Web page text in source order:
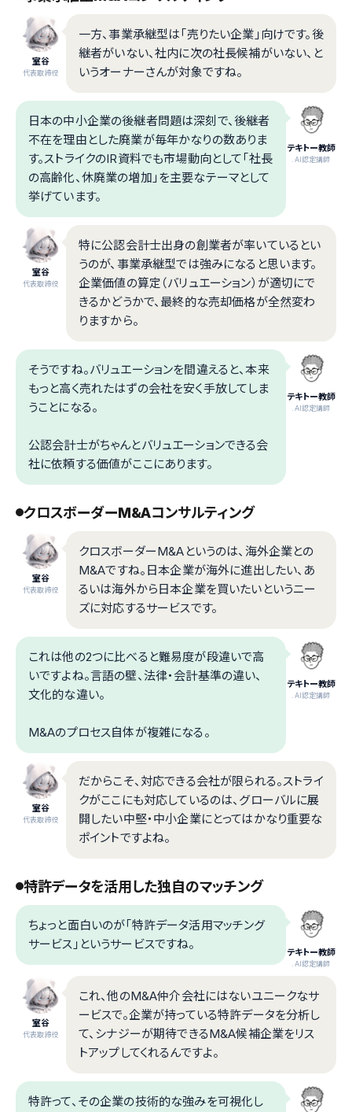
室谷
代表取締役
一方、事業承継型は「売りたい企業」向けです。後
継者がいない、社内に次の社長候補がいない、と
いうオーナーさんが対象ですね。
テキトー教師
.AI認定講師
日本の中小企業の後継者問題は深刻で、後継者
不在を理由とした廃業が毎年かなりの数ありま
す。ストライクのIR資料でも市場動向として「社長
の高齢化、休廃業の増加」を主要なテーマとして
挙げています。
室谷
代表取締役
特に公認会計士出身の創業者が率いているとい
うのが、事業承継型では強みになると思います。
企業価値の算定（バリュエーション）が適切にで
きるかどうかで、最終的な売却価格が全然変わ
りますから。
テキトー教師
.AI認定講師
そうですね。バリュエーションを間違えると、本来
もっと高く売れたはずの会社を安く手放してしま
うことになる。
公認会計士がちゃんとバリュエーションできる会
社に依頼する価値がここにあります。
クロスボーダーM&Aコンサルティング
室谷
代表取締役
クロスボーダーM&Aというのは、海外企業との
M&Aですね。日本企業が海外に進出したい、あ
るいは海外から日本企業を買いたいというニー
ズに対応するサービスです。
テキトー教師
.AI認定講師
これは他の2つに比べると難易度が段違いで高
いですよね。言語の壁、法律・会計基準の違い、
文化的な違い。
M&Aのプロセス自体が複雑になる。
室谷
代表取締役
だからこそ、対応できる会社が限られる。ストライ
クがここにも対応しているのは、グローバルに展
開したい中堅・中小企業にとってはかなり重要な
ポイントですよね。
特許データを活用した独自のマッチング
テキトー教師
.AI認定講師
ちょっと面白いのが「特許データ活用マッチング
サービス」というサービスですね。
室谷
代表取締役
これ、他のM&A仲介会社にはないユニークなサ
ービスで。企業が持っている特許データを分析し
て、シナジーが期待できるM&A候補企業をリス
トアップしてくれるんですよ。
特許って、その企業の技術的な強みを可視化し